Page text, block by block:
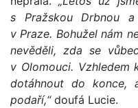
s Pražskou Drbnou
v Praze. Bohužel nám
nevěděli, zda se
v Olomouci. Vzhledem
dotáhnout do
podaří,“ doufá Lucie.